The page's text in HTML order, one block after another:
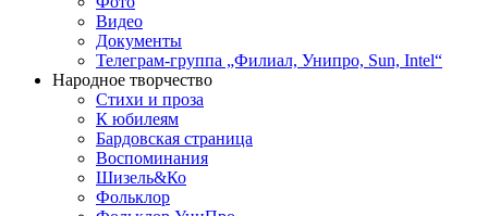
Видео
Документы
Телеграм-группа „Филиал, Унипро, Sun, Intel“
Народное творчество
Стихи и проза
К юбилеям
Бардовская страница
Воспоминания
Шизель&Ко
Фольклор